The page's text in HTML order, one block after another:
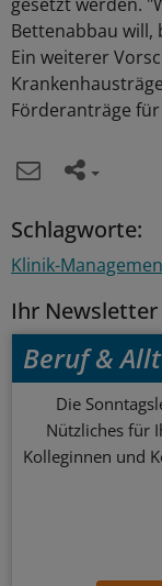
Bettenabbau will,
Ein weiterer
Förderanträge
Schlagworte:
Klinik-
Ihr
Beruf &
Die
Nützliches für
Kolleginnen und